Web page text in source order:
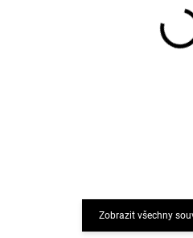
Zobrazit všechny